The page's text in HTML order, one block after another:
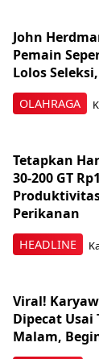
OLAHRAGA
John
Pemain
Lolos
HEADLINE
Tetapkan
30-200 GT
Perikanan
Viral!
Dipecat Usai
Malam,